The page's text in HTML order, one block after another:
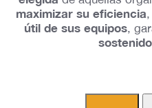
maximizar su eficiencia
útil de sus equipos,